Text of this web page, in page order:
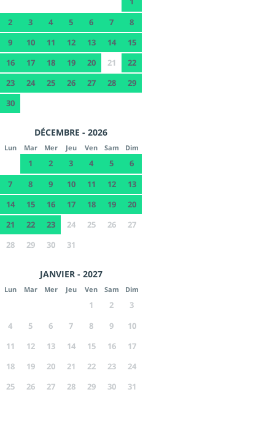
2
3 4 5 6 7
8
9
10 11 12 13 14
15
16
17 18 19 20 21
22
23
24 25 26 27 28
29
30
DÉCEMBRE - 2026
Lun Mar Mer Jeu Ven Sam Dim
1 2 3 4 5
6
7
8 9 10 11 12
13
14
15 16 17 18 19
20
21
22 23 24 25 26
27
28
29 30 31
JANVIER - 2027
Lun Mar Mer Jeu Ven Sam Dim
1 2
3
4
5 6 7 8 9
10
11
12 13 14 15 16
17
18
19 20 21 22 23
24
25
26 27 28 29 30 31